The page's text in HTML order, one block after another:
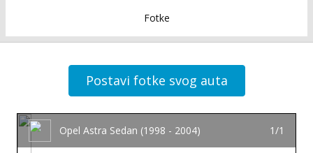
Fotke
Postavi fotke svog auta
Opel Astra Sedan (1998 - 2004) 1/1